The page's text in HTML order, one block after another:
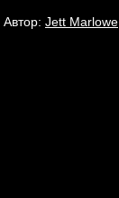
Jett Marlowe